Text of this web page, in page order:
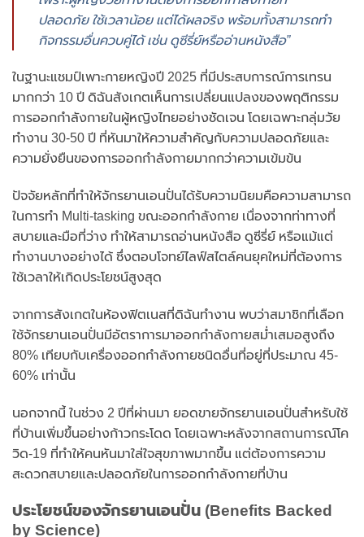
ปลอดภัย ใช้เวลาน้อย แต่ได้ผลจริง พร้อมทั้งสามารถทำ
กิจกรรมอื่นควบคู่ได้ เช่น ดูซีรี่ย์หรืออ่านหนังสือ”
ในฐานะแชมป์เพาะกายหญิงปี 2025 ที่มีประสบการณ์การเทรน
มากกว่า 10 ปี ดิฉันสังเกตเห็นการเปลี่ยนแปลงของพฤติกรรม
การออกกำลังกายในผู้หญิงไทยอย่างชัดเจน โดยเฉพาะกลุ่มวัย
ทำงาน 30-50 ปี ที่หันมาให้ความสำคัญกับความปลอดภัยและ
ความยั่งยืนของการออกกำลังกายมากกว่าความเข้มข้น
ปัจจัยหลักที่ทำให้จักรยานเอนปั่นได้รับความนิยมคือความสามารถ
ในการทำ Multi-tasking ขณะออกกำลังกาย เนื่องจากท่าทางที่
สบายและมือที่ว่าง ทำให้สามารถอ่านหนังสือ ดูซีรี่ย์ หรือแม้แต่
ทำงานบางอย่างได้ ซึ่งตอบโจทย์ไลฟ์สไตล์คนยุคใหม่ที่ต้องการ
ใช้เวลาให้เกิดประโยชน์สูงสุด
จากการสังเกตในห้องฟิตเนสที่ดิฉันทำงาน พบว่าสมาชิกที่เลือก
ใช้จักรยานเอนปั่นมีอัตราการมาออกกำลังกายสม่ำเสมอสูงถึง
80% เทียบกับเครื่องออกกำลังกายชนิดอื่นที่อยู่ที่ประมาณ 45-
60% เท่านั้น
นอกจากนี้ ในช่วง 2 ปีที่ผ่านมา ยอดขายจักรยานเอนปั่นสำหรับใช้
ที่บ้านเพิ่มขึ้นอย่างก้าวกระโดด โดยเฉพาะหลังจากสถานการณ์โค
วิด-19 ที่ทำให้คนหันมาใส่ใจสุขภาพมากขึ้น แต่ต้องการความ
สะดวกสบายและปลอดภัยในการออกกำลังกายที่บ้าน
ประโยชน์ของจักรยานเอนปั่น (Benefits Backed
by Science)